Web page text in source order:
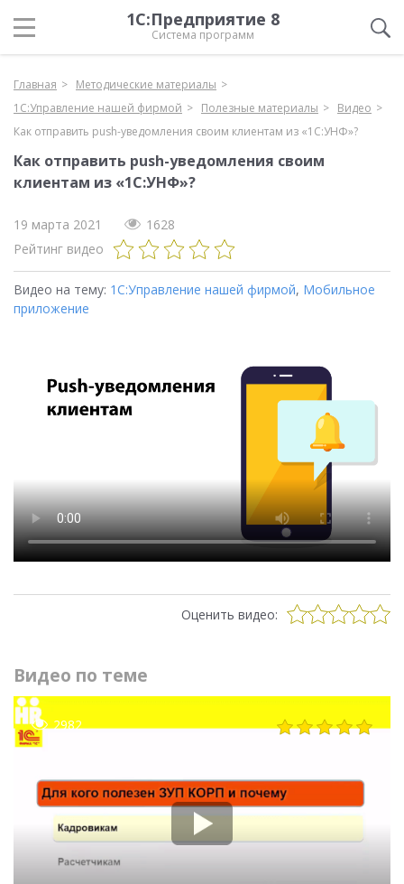
1С:Предприятие 8
Система программ
Главная
Методические материалы
1С:Управление нашей фирмой
Полезные материалы
Видео
Как отправить push-уведомления своим клиентам из «1С:УНФ»?
Как отправить push-уведомления своим
клиентам из «1С:УНФ»?
19 марта 2021
1628
Рейтинг видео
Видео на тему: 1С:Управление нашей фирмой, Мобильное
приложение
Оценить видео:
Видео по теме
2982